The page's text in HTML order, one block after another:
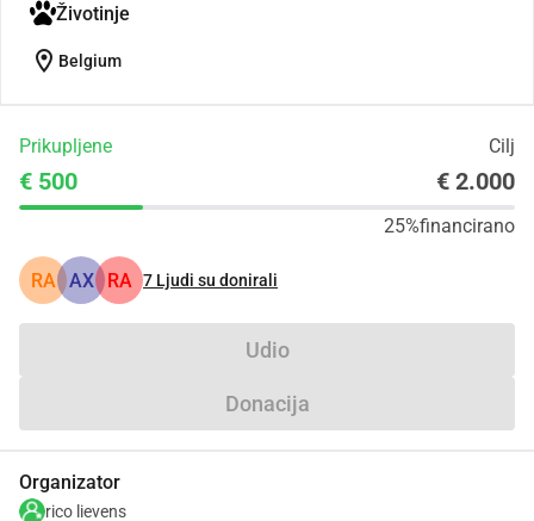
Životinje
location_on Belgium
Prikupljene Cilj
€ 500 € 2.000
25%financirano
RA AX RA 7 Ljudi su donirali
Udio
Donacija
Organizator
rico lievens